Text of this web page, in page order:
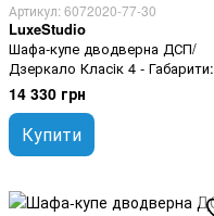
Артикул: 6072020-77-30
LuxeStudio
Шафа-купе дводверна ДСП/
Дзеркало Класiк 4 - Габарити:
170х220х45 (ШхВхГ), Шухлядки:
Так
14 330 грн
Купити